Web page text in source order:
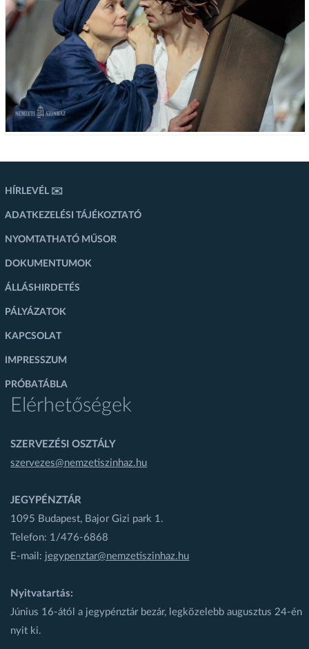
HÍRLEVÉL ✉️
ADATKEZELÉSI TÁJÉKOZTATÓ
NYOMTATHATÓ MŰSOR
DOKUMENTUMOK
ÁLLÁSHIRDETÉS
PÁLYÁZATOK
KAPCSOLAT
IMPRESSZUM
PRÓBATÁBLA
Elérhetőségek
SZERVEZÉSI OSZTÁLY
szervezes@nemzetiszinhaz.hu
JEGYPÉNZTÁR
1095 Budapest, Bajor Gizi park 1.
Telefon: 1/476-6868
E-mail: jegypenztar@nemzetiszinhaz.hu
Nyitvatartás:
Június 16-ától a jegypénztár bezár, legközelebb augusztus 24-én
nyit ki.